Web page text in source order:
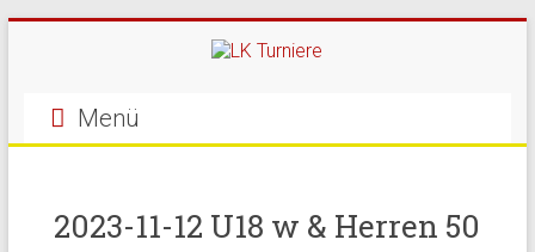
Menü
2023-11-12 U18 w & Herren 50